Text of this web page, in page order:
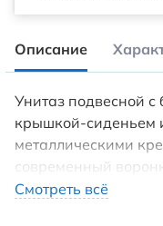
Описание
Унитаз подвесной с
крышкой-сиденьем
металлическими
современный
позволяет
Смотреть всё